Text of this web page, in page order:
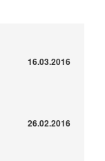
16.03.2016
26.02.2016